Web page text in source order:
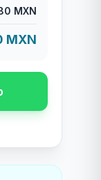
MXN
MXN